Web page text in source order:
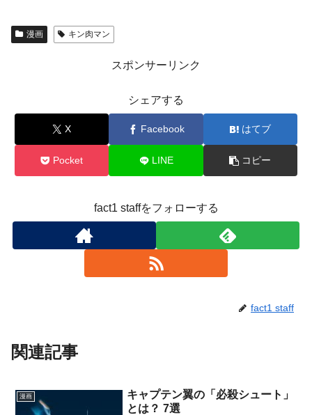
漫画 キン肉マン
スポンサーリンク
シェアする
X Facebook はてブ
Pocket LINE コピー
fact1 staffをフォローする
fact1 staff
関連記事
漫画
キャプテン翼の「必殺シュート」
とは？ 7選